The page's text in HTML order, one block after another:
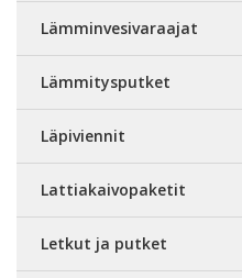
Lämminvesivaraajat
Lämmitysputket
Läpiviennit
Lattiakaivopaketit
Letkut ja putket